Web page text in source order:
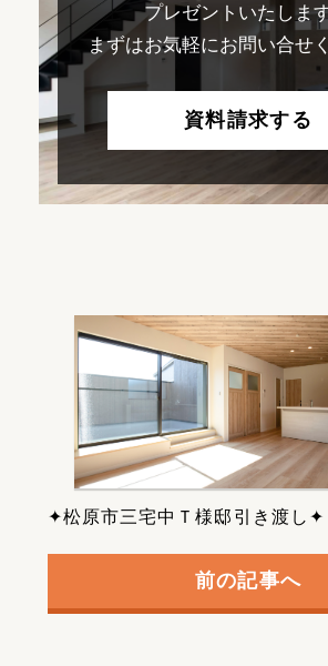
プレゼントいたしま
まずはお気軽にお問い合せ
資料請求する
✦松原市三宅中Ｔ様邸引き渡し✦
前の記事へ